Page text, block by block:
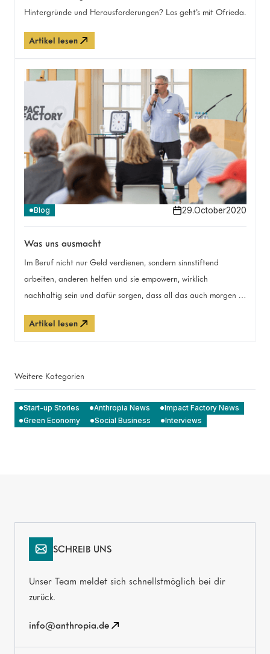
Hintergründe und Herausforderungen? Los geht's mit Ofrieda.
Artikel lesen
Blog 29.October2020
Was uns ausmacht
Im Beruf nicht nur Geld verdienen, sondern sinnstiftend
arbeiten, anderen helfen und sie empowern, wirklich
nachhaltig sein und dafür sorgen, dass all das auch morgen so
seit fünf Jahren Start-up-Stipendien für junge Green & Social
Artikel lesen
Weitere Kategorien
Start-up Stories Anthropia News
Impact Factory News
Green Economy
Social Business Interviews
SCHREIB UNS
Unser Team meldet sich schnellstmöglich bei dir
zurück.
info@anthropia.de